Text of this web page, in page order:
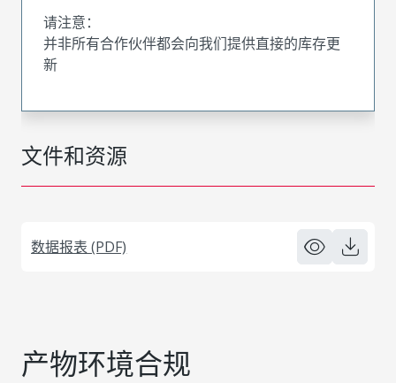
文件和资源
数据报表 (PDF)
请注意：
并非所有合作伙伴都会向我们提供直接的库存更
新
产物环境合规